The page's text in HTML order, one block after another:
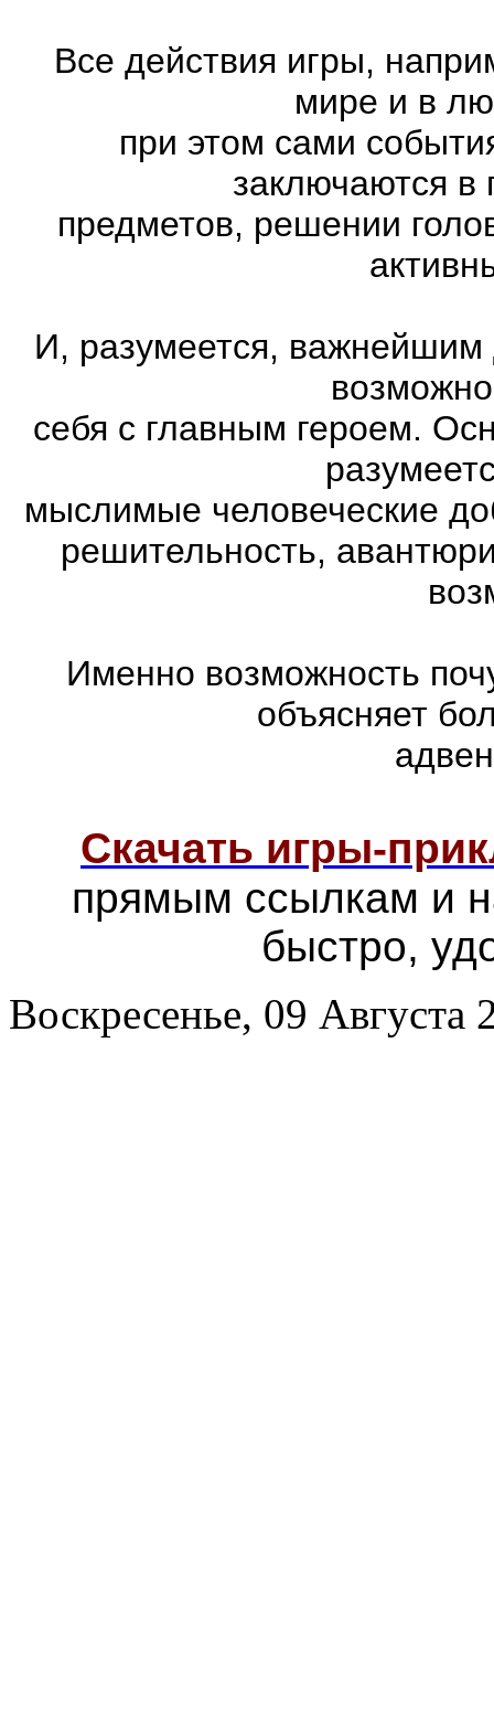
Все действия игры,
мире и в
при этом сами
заключаются в
предметов, решении
И, разумеется, важнейшим
себя с главным героем.
мыслимые человеческие
решительность,
Именно возможность
объясняет
Скачать игры-
прямым ссылкам и
быстро,
Воскресенье, 09 Августа